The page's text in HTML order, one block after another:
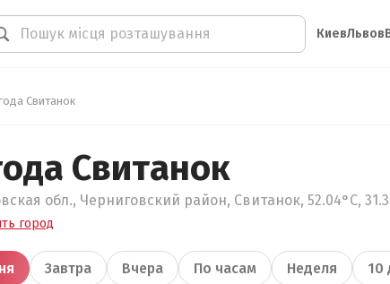
КиевЛьвов
Свитанок
Свитанок
обл., Черниговский район, Свитанок, 52.04°С,
город
Завтра Вчера По часам Неделя 10